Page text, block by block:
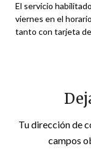
El servicio
viernes en el
tanto con tarjeta
Tu dirección de
campos